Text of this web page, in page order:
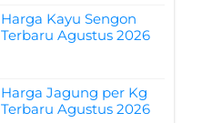
Harga Kayu Sengon
Terbaru Agustus 2026
Harga Jagung per Kg
Terbaru Agustus 2026